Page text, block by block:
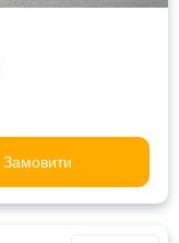
Замовити